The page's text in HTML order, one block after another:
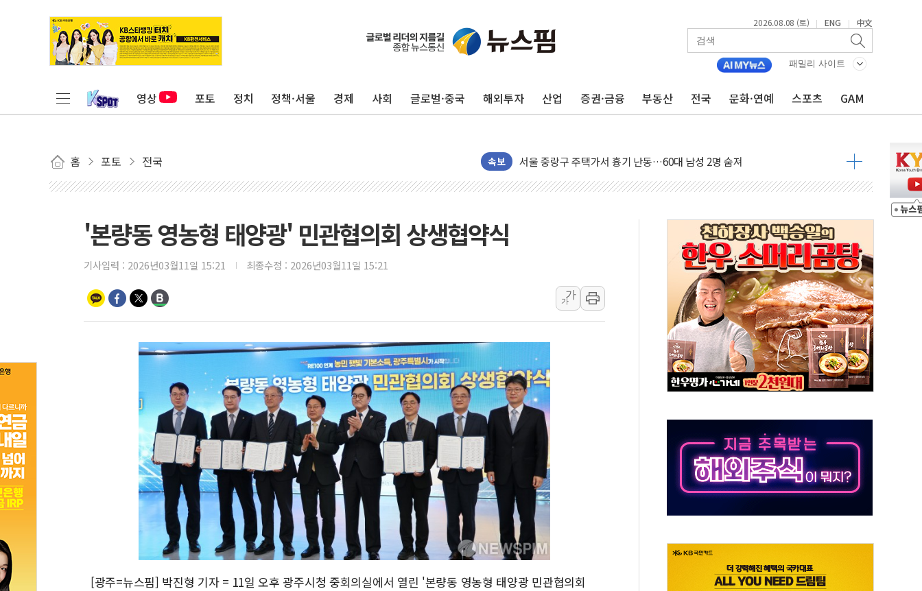
2026.08.08 (토) | ENG | 中文
패밀리 사이트
영상 포토 정치 정책·서울 경제 사회 글로벌·중국 해외투자 산업 증권·금융 부동산 전국 문화·연예 스포츠 GAM
홈 포토 전국 속보
강릉·동해·삼척 시간당 최대 50㎜ 폭우…강원 동해안 강한 비 어어져
서울 중랑구 주택가서 흉기 난동…60대 남성 2명 숨져
李대통령 "결혼 때문에 손해 보는 일 없게"…'결혼 페널티' 22개 과제 손본다
추미애, '위안부' 피해자 기림의 날 참석..."국제적 시민 연대로 목소리 내야"
인천 선재도 갯벌서 해루질 중 실종 60대 나흘만에 숨진 채 발견
인천서 말다툼 중 어머니 흉기 살해 10대 아들 체포
'화합' 꺼낸 김민석에 '뻔뻔' 받아친 정청래…제주 연설서 신경전 고조
李대통령, ISA 개편 재검토 지시…與 "적극 환영"·野 "졸속 국정"
동해중부 전 해상 풍랑주의보…10일까지 최대 3.5m 높은 물결
연일 폭염에 온열질환 사망 23명…정부, 비상대응기구 가동
中 전방위 아파트 부양, 수도 베이징도 부동산 규제 철폐
인제 용대리 계곡서 수위 상승으로 피서객 7명 고립…전원 구조
동해시, 11~14일 '별똥별 멍' 운영…페르세우스 유성우 관측
강원 중·남부 동해안 시간당 50mm 이상 폭우…호우경보 발효
청양 밭에서 일하던 90대 숨져…온열질환 여부 조사
폭염에 車 운전면허 기능시험 오전 집중 편성…체감온도 38도 넘으면 중단
李대통령, 'ISA·주가누르기 방지법' 전면 재검토 지시
'호우 특보' 경북 울진 시간당 20~30mm 강한 비...가뭄 해소될 듯
'본량동 영농형 태양광' 민관협의회 상생협약식
기사입력 : 2026년03월11일 15:21 최종수정 : 2026년03월11일 15:21
가
가
[광주=뉴스핌] 박진형 기자 = 11일 오후 광주시청 중회의실에서 열린 '본량동 영농형 태양광 민관협의회